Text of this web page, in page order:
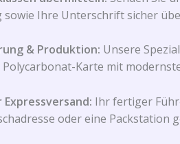
sowie Ihre Unterschrift sicher
& Produktion: Unsere
Polycarbonat-Karte mit
Ihr fertiger
oder eine Packstation